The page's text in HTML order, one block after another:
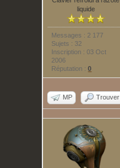
liquide
Messages : 2 177
Sujets : 32
Inscription : 03 Oct
2006
Réputation :0
MP Trouver